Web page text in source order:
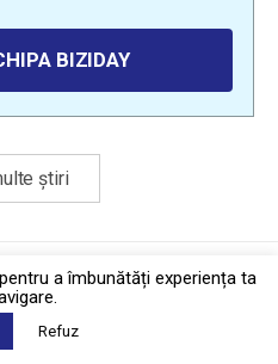
BIZIDAY
știri
·Contact
Biziday
a îmbunătăți experiența ta
Refuz